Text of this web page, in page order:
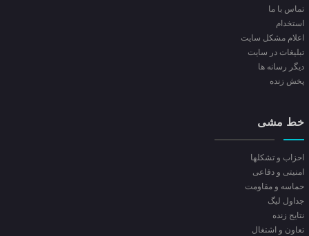
تماس با ما
استخدام
اعلام مشکل سایت
تبلیغات در سایت
ديگر رسانه ها
پخش زنده
خط مشی
احزاب و تشکلها
امنیتی و دفاعی
حماسه و مقاومت
جداول لیگ
نتایج زنده
تعاون و اشتغال